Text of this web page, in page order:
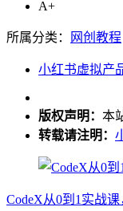
A+
所属分类： 网创教程
小红书虚拟产
版权声明： 本
转载请注明：
CodeX从0到1实战